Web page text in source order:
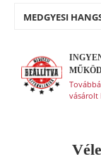
vásárolt
MEDGYESI